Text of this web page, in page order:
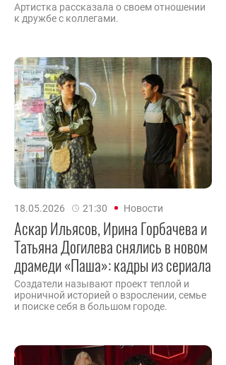
Артистка рассказала о своем отношении
к дружбе с коллегами.
18.05.2026 21:30 Новости
Аскар Ильясов, Ирина Горбачева и
Татьяна Догилева снялись в новом
драмеди «Паша»: кадры из сериала
Создатели называют проект теплой и
ироничной историей о взрослении, семье
и поиске себя в большом городе.